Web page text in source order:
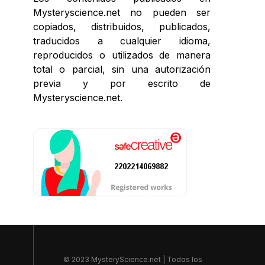
Mysteryscience.net no pueden ser
copiados, distribuidos, publicados,
traducidos a cualquier idioma,
reproducidos o utilizados de manera
total o parcial, sin una autorización
previa y por escrito de
Mysteryscience.net.
© 2023 MysteryScience.net | Todos los